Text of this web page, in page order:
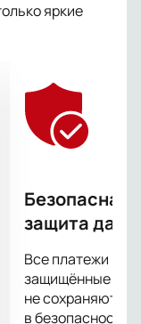
яркие
Безопасная
защита
Все платежи
защищённые
не сохраняются
в безопасности.